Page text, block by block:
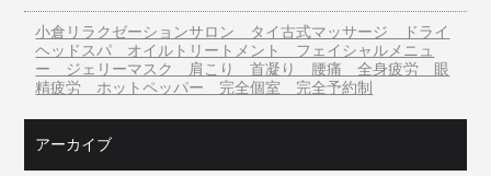
小倉リラクゼーションサロン タイ古式マッサージ ドライ
ヘッドスパ オイルトリートメント フェイシャルメニュ
ー ジェリーマスク 肩こり 首凝り 腰痛 全身疲労 眼
精疲労 ホットペッパー 完全個室 完全予約制
アーカイブ